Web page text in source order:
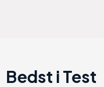
Bedst i Test